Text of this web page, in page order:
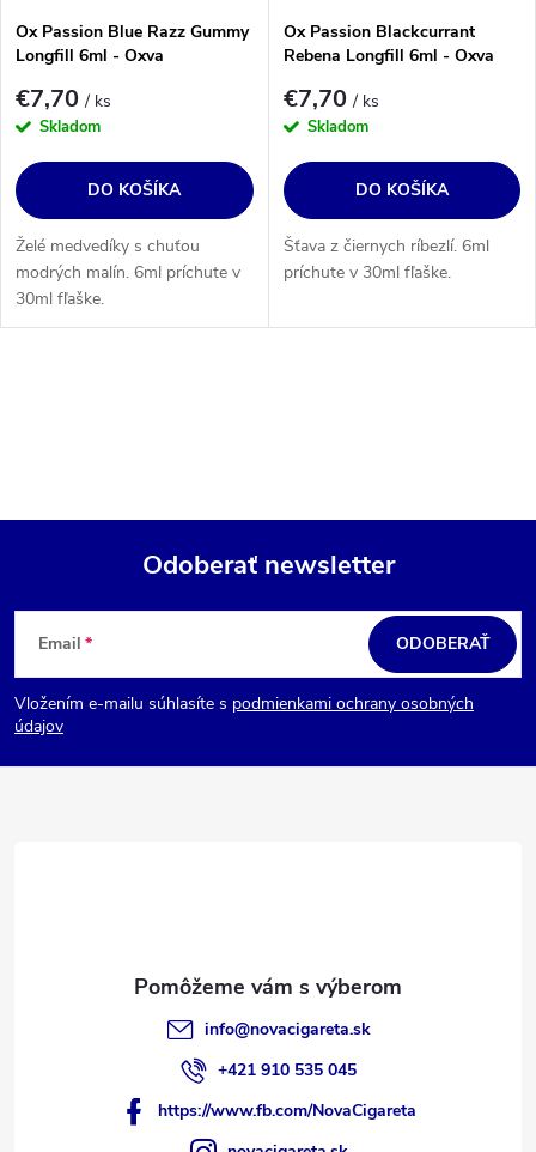
Ox Passion Blue Razz Gummy
Longfill 6ml - Oxva
€7,70/ ks
Skladom
DO KOŠÍKA
Želé medvedíky s chuťou
modrých malín. 6ml príchute v
30ml fľaške.
Ox Passion Blackcurrant
Rebena Longfill 6ml - Oxva
€7,70/ ks
Skladom
DO KOŠÍKA
Šťava z čiernych ríbezlí. 6ml
príchute v 30ml fľaške.
c
e
p
r
Z
p
t
Odoberať newsletter
Email
Vložením e-mailu súhlasíte s podmienkami ochrany osobných
údajov
ODOBERAŤ
info@novacigareta.sk
+421 910 535 045
https://www.fb.com/NovaCigareta